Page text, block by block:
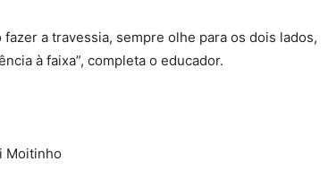
a travessia, sempre olhe para os dois lados,
à faixa”, completa o educador.
Moitinho